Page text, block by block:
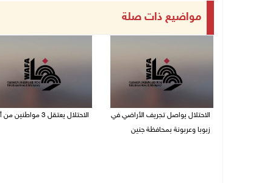
مواضيع ذات صلة
الاحتلال يواصل تجريف الأراضي في
زبوبا وعربونة بمحافظة جنين
الاحتلال يعتقل 3 مواطنين من أريحا